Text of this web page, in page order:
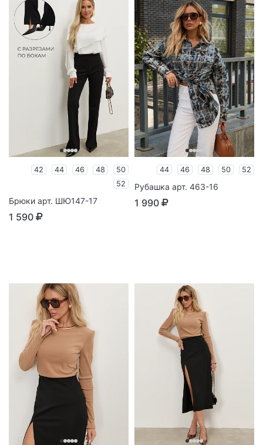
42 44 46 48
50
52
Брюки арт. ШЮ147-17
1 590
44 46 48 50 52
Рубашка арт. 463-16
1 990